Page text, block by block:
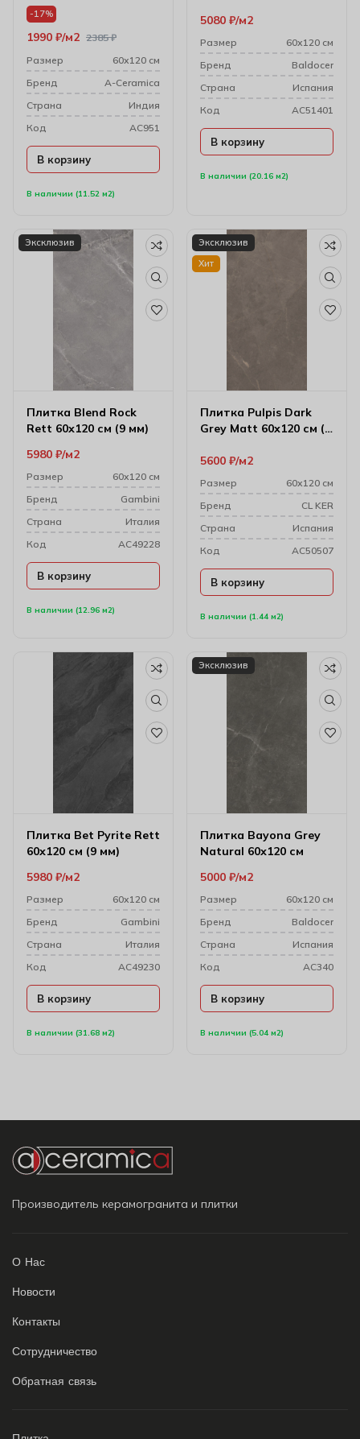
мм)
В наличии (11.52 м2)
-17%
2385₽
1990 ₽ м2
Размер
60х120 см
Бренд
A-Ceramica
Cтрана
Индия
Код
AC951
В корзину
В наличии (20.16 м2)
5080 ₽ м2
Размер
60х120 см
Бренд
Baldocer
Cтрана
Испания
Код
AC51401
В корзину
Эксклюзив
Плитка Blend Rock
Rett 60х120 см (9 мм)
В наличии (12.96 м2)
5980 ₽ м2
Размер
60х120 см
Бренд
Gambini
Cтрана
Италия
Код
AC49228
В корзину
Эксклюзив
Хит
Плитка Pulpis Dark
Grey Matt 60х120 см (9
В наличии (1.44 м2)
5600 ₽ м2
Размер
60х120 см
Бренд
CL KER
Cтрана
Испания
Код
AC50507
В корзину
Плитка Bet Pyrite Rett
60х120 см (9 мм)
В наличии (31.68 м2)
5980 ₽ м2
Размер
60х120 см
Бренд
Gambini
Cтрана
Италия
Код
AC49230
В корзину
Эксклюзив
Плитка Bayona Grey
Natural 60х120 см
В наличии (5.04 м2)
5000 ₽ м2
Размер
60х120 см
Бренд
Baldocer
Cтрана
Испания
Код
AC340
В корзину
Производитель керамогранита и плитки
О Нас
Новости
Контакты
Сотрудничество
Обратная связь